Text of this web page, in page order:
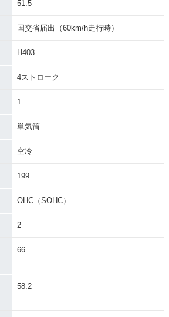
51.5
国交省届出（60km/h走行時）
H403
4ストローク
1
単気筒
空冷
199
OHC（SOHC）
2
66
58.2